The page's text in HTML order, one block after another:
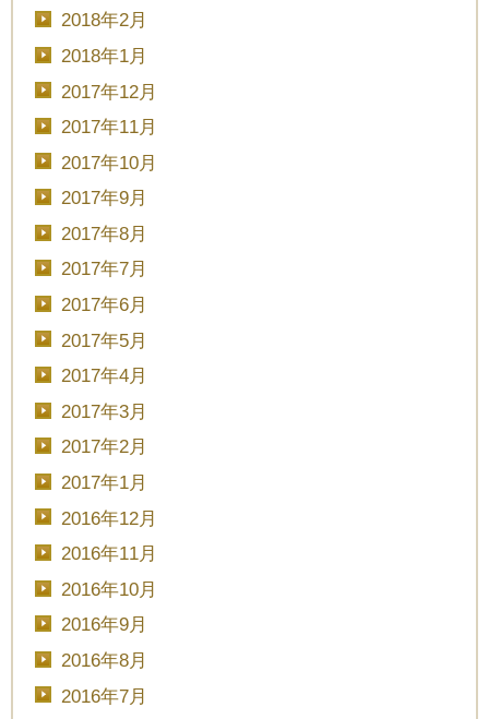
2018年2月
2018年1月
2017年12月
2017年11月
2017年10月
2017年9月
2017年8月
2017年7月
2017年6月
2017年5月
2017年4月
2017年3月
2017年2月
2017年1月
2016年12月
2016年11月
2016年10月
2016年9月
2016年8月
2016年7月